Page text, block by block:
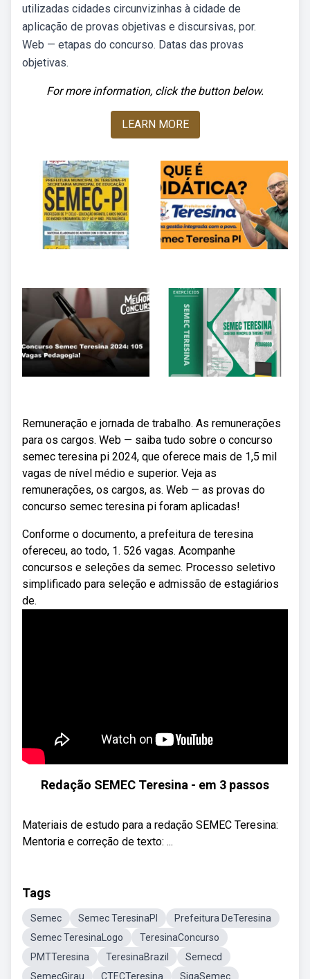
utilizadas cidades circunvizinhas à cidade de
aplicação de provas objetivas e discursivas, por.
Web — etapas do concurso. Datas das provas
objetivas.
For more information, click the button below.
LEARN MORE
Remuneração e jornada de trabalho. As remunerações
para os cargos. Web — saiba tudo sobre o concurso
semec teresina pi 2024, que oferece mais de 1,5 mil
vagas de nível médio e superior. Veja as
remunerações, os cargos, as. Web — as provas do
concurso semec teresina pi foram aplicadas!
Conforme o documento, a prefeitura de teresina
ofereceu, ao todo, 1. 526 vagas. Acompanhe
concursos e seleções da semec. Processo seletivo
simplificado para seleção e admissão de estagiários
de.
Redação SEMEC Teresina - em 3 passos
Materiais de estudo para a redação SEMEC Teresina:
Mentoria e correção de texto: ...
Tags
Semec Semec TeresinaPI
Prefeitura DeTeresina
Semec TeresinaLogo
TeresinaConcurso
PMTTeresina
TeresinaBrazil
Semecd
SemecGirau
CTECTeresina SigaSemec